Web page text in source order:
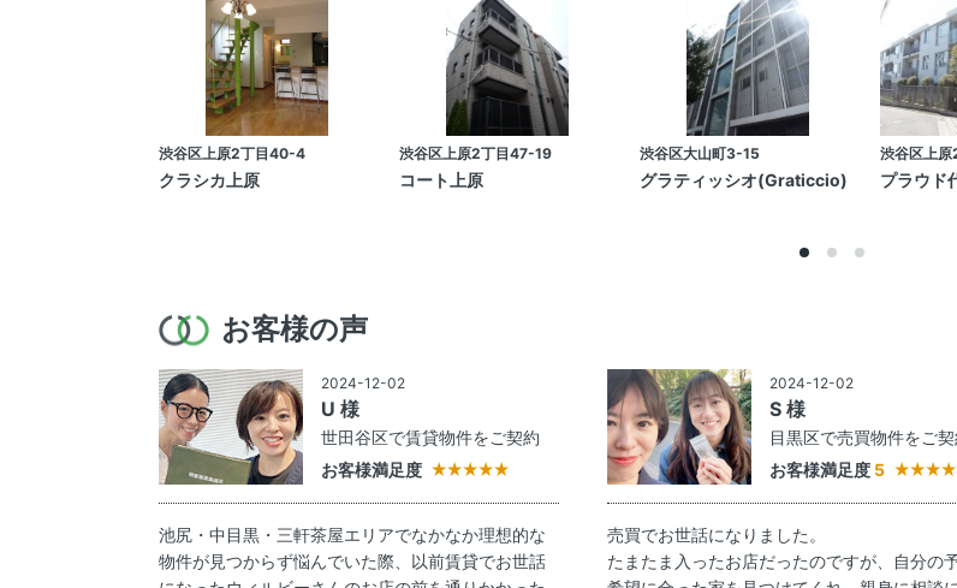
渋谷区上原2丁目40-4
クラシカ上原
渋谷区上原2丁目47-19
コート上原
渋谷区大山町3-15
グラティッシオ(Graticcio)
渋谷区上
プラウド
お客様の声
2024-12-02
U 様
世田谷区で賃貸物件をご契約
お客様満足度
池尻・中目黒・三軒茶屋エリアでなかなか理想的な
物件が見つからず悩んでいた際、以前賃貸でお世話
2024-12-02
S 様
目黒区で売買物件をご契
お客様満足度 5
売買でお世話になりました。
たまたま入ったお店だったのですが、自分の